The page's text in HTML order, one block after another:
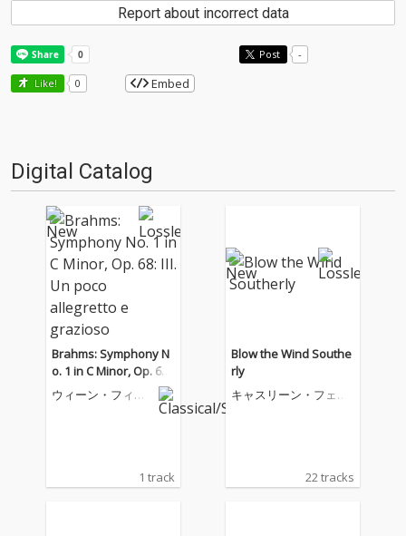
Report about incorrect data
Post -
Like! 0 Embed
Digital Catalog
Brahms: Symphony N
o. 1 in C Minor, Op. 68:
III. Un poco allegretto
e grazioso
ウィーン・フィル
1 track
Blow the Wind Southe
rly
キャスリーン・フェリ
22 tracks